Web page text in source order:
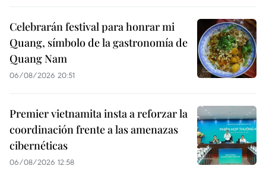
Celebrarán festival para honrar mi
Quang, símbolo de la gastronomía de
Quang Nam
06/08/2026 20:51
Premier vietnamita insta a reforzar la
coordinación frente a las amenazas
cibernéticas
06/08/2026 12:58